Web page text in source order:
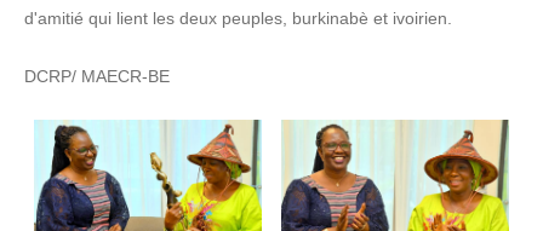
d'amitié qui lient les deux peuples, burkinabè et ivoirien.
DCRP/ MAECR-BE